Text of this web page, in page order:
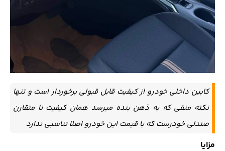
کابین داخلی خودرو از کیفیت قابل قبولی برخوردار است و تنها
نکته منفی که به ذهن بنده میرسد همان کیفیت نا متقارن
صندلی خودرست که با قیمت این خودرو اصلا تناسبی ندارد
مزایا